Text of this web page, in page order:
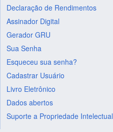
Declaração de Rendimentos
Assinador Digital
Gerador GRU
Sua Senha
Esqueceu sua senha?
Cadastrar Usuário
Livro Eletrônico
Dados abertos
Suporte a Propriedade Intelectual